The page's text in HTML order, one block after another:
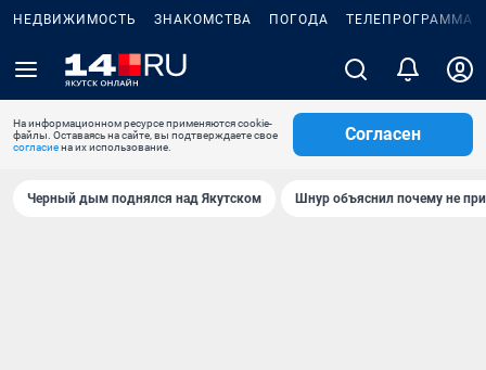
НЕДВИЖИМОСТЬ ЗНАКОМСТВА ПОГОДА ТЕЛЕПРОГРАММА
На информационном ресурсе применяются cookie-
файлы. Оставаясь на сайте, вы подтверждаете свое
согласиена их использование.
Согласен
Черный дым поднялся над Якутском Шнур объяснил почему не